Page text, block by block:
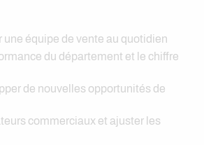
une équipe de vente au quotidien
du département et le chiffre
de nouvelles opportunités de
commerciaux et ajuster les